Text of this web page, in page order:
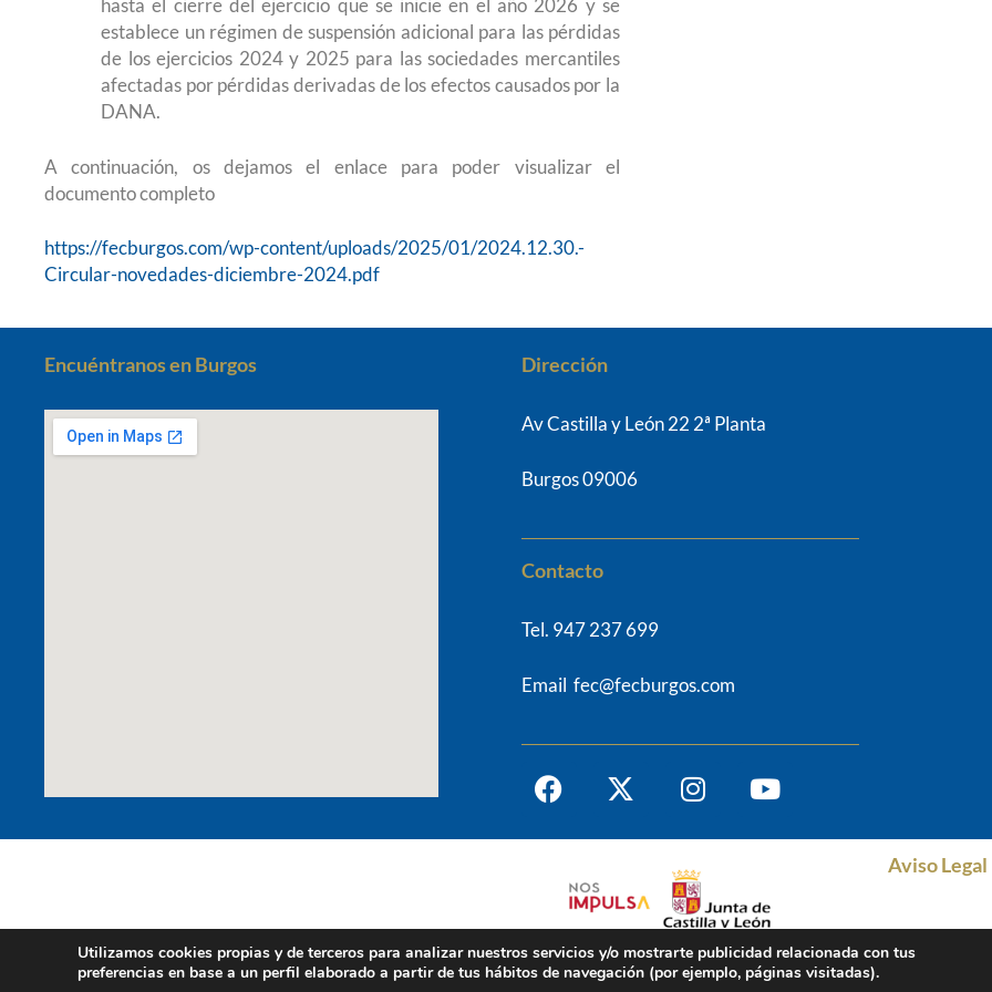
hasta el cierre del ejercicio que se inicie en el año 2026 y se
establece un régimen de suspensión adicional para las pérdidas
de los ejercicios 2024 y 2025 para las sociedades mercantiles
afectadas por pérdidas derivadas de los efectos causados por la
DANA.
A continuación, os dejamos el enlace para poder visualizar el
documento completo
https://fecburgos.com/wp-content/uploads/2025/01/2024.12.30.-
Circular-novedades-diciembre-2024.pdf
Encuéntranos en Burgos Dirección
Av Castilla y León 22 2ª Planta
Burgos 09006
Contacto
Tel. 947 237 699
Email fec@fecburgos.com
Aviso Legal
Utilizamos cookies propias y de terceros para analizar nuestros servicios y/o mostrarte publicidad relacionada con tus
preferencias en base a un perfil elaborado a partir de tus hábitos de navegación (por ejemplo, páginas visitadas).